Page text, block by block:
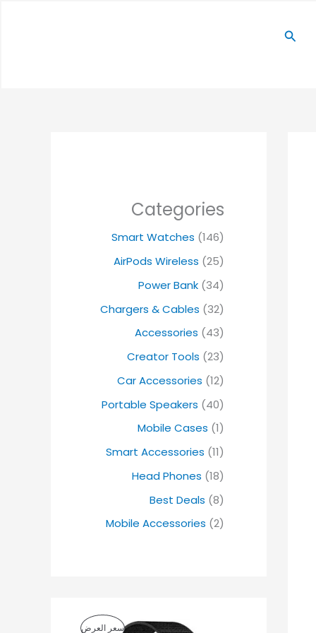
البحث
Categories
Smart Watches (146)
AirPods Wireless (25)
Power Bank (34)
Chargers & Cables (32)
Accessories (43)
Creator Tools (23)
Car Accessories (12)
Portable Speakers (40)
Mobile Cases (1)
Smart Accessories (11)
Head Phones (18)
Best Deals (8)
Mobile Accessories (2)
سعر العرضم
ا